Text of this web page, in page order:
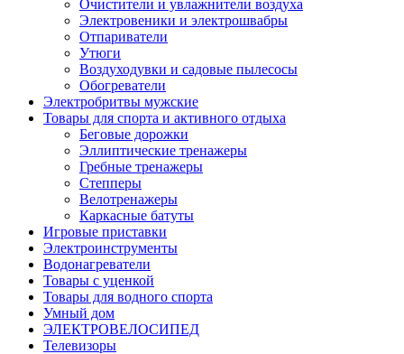
Очистители и увлажнители воздуха
Электровеники и электрошвабры
Отпариватели
Утюги
Воздуходувки и садовые пылесосы
Обогреватели
Электробритвы мужские
Товары для спорта и активного отдыха
Беговые дорожки
Эллиптические тренажеры
Гребные тренажеры
Степперы
Велотренажеры
Каркасные батуты
Игровые приставки
Электроинструменты
Водонагреватели
Товары с уценкой
Товары для водного спорта
Умный дом
ЭЛЕКТРОВЕЛОСИПЕД
Телевизоры